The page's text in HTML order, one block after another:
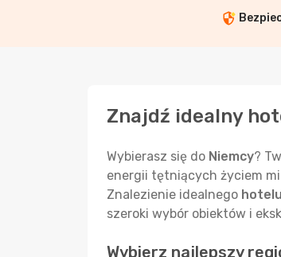
Znajdź idealny
Wybierasz się do Niemcy?
energii tętniących życiem
Znalezienie idealnego
szeroki wybór obiektów i
Wybierz najlepszy